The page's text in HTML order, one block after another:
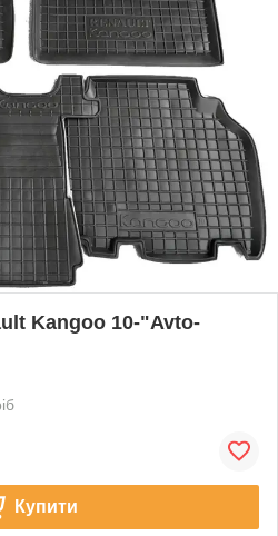
Kangoo 10-"Avto-
Купити